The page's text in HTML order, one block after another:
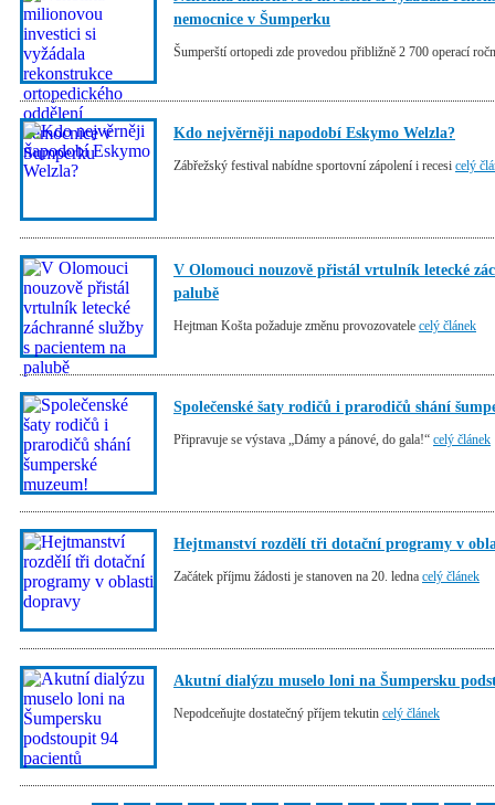
nemocnice v Šumperku
Šumperští ortopedi zde provedou přibližně 2 700 operací
Kdo nejvěrněji napodobí Eskymo Welzla?
Zábřežský festival nabídne sportovní zápolení i recesi celý
V Olomouci nouzově přistál vrtulník letecké
palubě
Hejtman Košta požaduje změnu provozovatele celý článek
Společenské šaty rodičů i prarodičů shání
Připravuje se výstava „Dámy a pánové, do gala!“ celý článek
Hejtmanství rozdělí tři dotační programy v
Začátek příjmu žádosti je stanoven na 20. ledna celý článek
Akutní dialýzu muselo loni na Šumpersku
Nepodceňujte dostatečný příjem tekutin celý článek